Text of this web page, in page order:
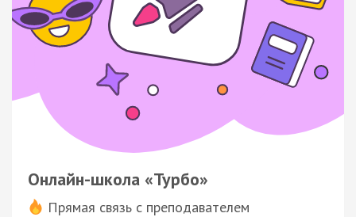
Онлайн-школа «Турбо»
Прямая связь с преподавателем